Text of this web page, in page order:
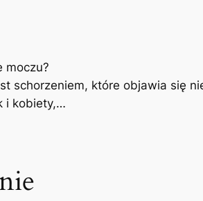
moczu?
schorzeniem, które objawia się
i kobiety,…